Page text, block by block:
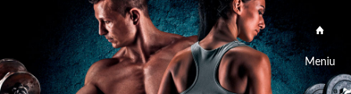
Meniu